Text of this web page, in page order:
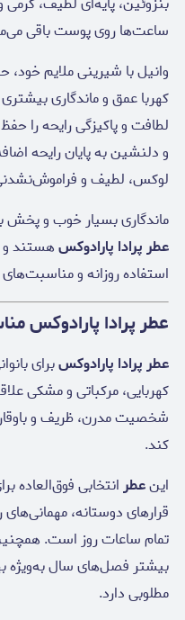
ساعت‌ها روی پوست باقی
وانیل با شیرینی ملایم
کهربا عمق و ماندگاری
لطافت و پاکیزگی رایحه را
و دلنشین به پایان رایحه
لوکس، لطیف و
ماندگاری بسیار خوب و پخش
عطر پرادا پارادوکسهستند و
استفاده روزانه و
عطر پرادا پارادوکس
عطر پرادا پارادوکسبرای
کهربایی، مرکباتی و مشکی
شخصیت مدرن، ظریف و
کند.
اینعطرانتخابی فوق‌العاده
قرارهای دوستانه،
تمام ساعات روز است.
بیشتر فصل‌های سال به‌ویژه
مطلوبی دارد.